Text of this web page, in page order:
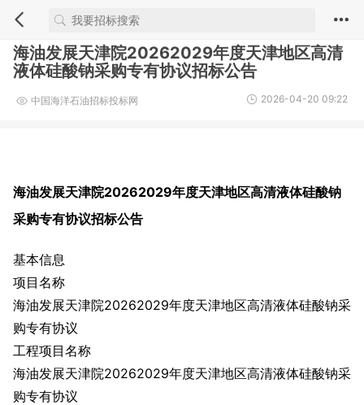
海油发展天津院20262029年度天津地区高清
液体硅酸钠采购专有协议招标公告
中国海洋石油招标投标网 2026-04-20 09:22
海油发展天津院20262029年度天津地区高清液体硅酸钠
采购专有协议招标公告
基本信息
项目名称
海油发展天津院20262029年度天津地区高清液体硅酸钠采
购专有协议
工程项目名称
海油发展天津院20262029年度天津地区高清液体硅酸钠采
购专有协议